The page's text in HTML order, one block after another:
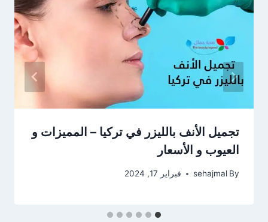
تجميل الأنف بالليزر في تركيا – المميزات و
العيوب و الأسعار
By
sehajmal فبراير 17, 2024